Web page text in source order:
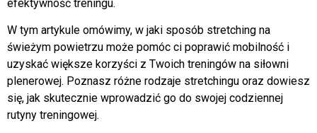
efektywność treningu.
W tym artykule omówimy, w jaki sposób stretching na
świeżym powietrzu może pomóc ci poprawić mobilność i
uzyskać większe korzyści z Twoich treningów na siłowni
plenerowej. Poznasz różne rodzaje stretchingu oraz dowiesz
się, jak skutecznie wprowadzić go do swojej codziennej
rutyny treningowej.